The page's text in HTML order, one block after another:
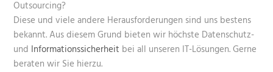
Outsourcing?
Diese und viele andere Herausforderungen sind uns bestens
bekannt. Aus diesem Grund bieten wir höchste Datenschutz-
und Informationssicherheit bei all unseren IT-Lösungen. Gerne
beraten wir Sie hierzu.